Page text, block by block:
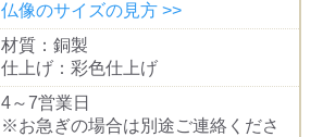
仏像のサイズの見方 >>
材質：銅製
仕上げ：彩色仕上げ
4～7営業日
※お急ぎの場合は別途ご連絡くださ